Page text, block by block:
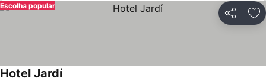
Partilhar
Escolha popular
Hotel Jardí